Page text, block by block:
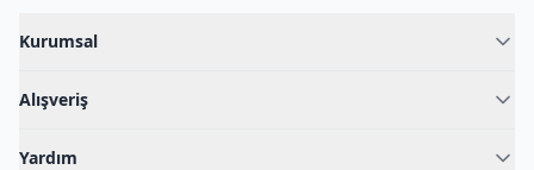
Kurumsal
Blog
İç Giyim Rehberi
Alışveriş
Yardım